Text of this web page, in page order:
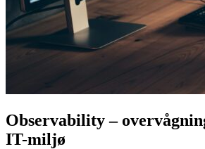
Observability –
IT-miljø